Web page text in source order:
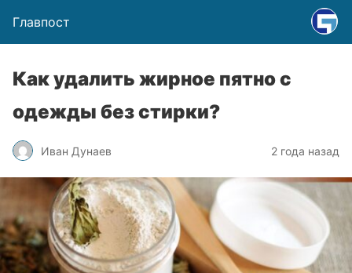
Главпост
Как удалить жирное пятно с
одежды без стирки?
Иван Дунаев 2 года назад